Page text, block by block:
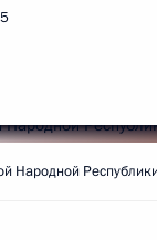
Народной